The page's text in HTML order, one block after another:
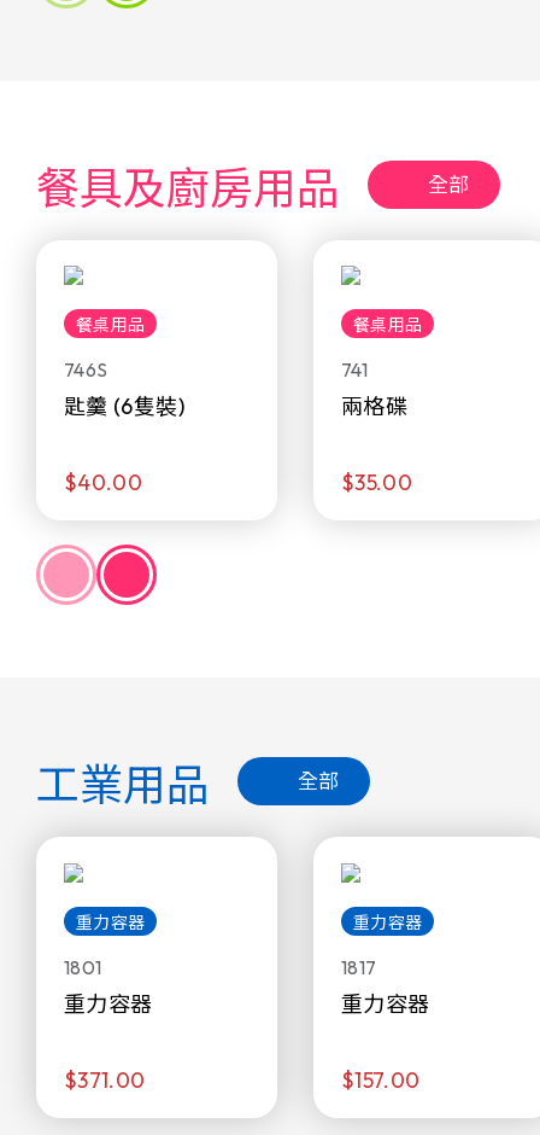
餐具及廚房用品 全部
餐桌用品
746S
匙羹 (6隻裝)
$40.00
餐桌用品
741
兩格碟
$35.00
工業用品 全部
重力容器
1801
重力容器
$371.00
重力容器
1817
重力容器
$157.00